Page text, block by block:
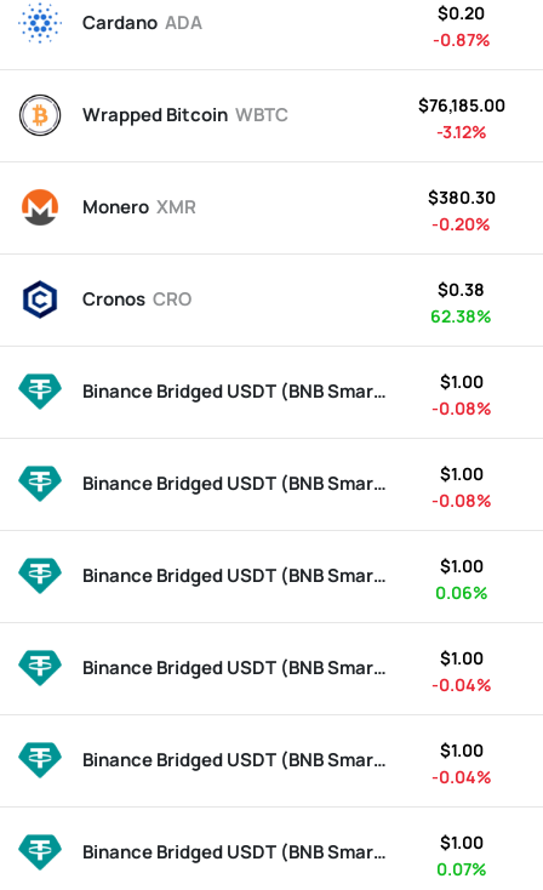
Cardano ADA
$0.20
-0.87%
Wrapped Bitcoin WBTC
$76,185.00
-3.12%
Monero XMR
$380.30
-0.20%
Cronos CRO
$0.38
62.38%
Binance Bridged USDT (BNB Smart Chain) BSC-USD
$1.00
-0.08%
Binance Bridged USDT (BNB Smart Chain) BSC-USD
$1.00
-0.08%
Binance Bridged USDT (BNB Smart Chain) BSC-USD
$1.00
0.06%
Binance Bridged USDT (BNB Smart Chain) BSC-USD
$1.00
-0.04%
Binance Bridged USDT (BNB Smart Chain) BSC-USD
$1.00
-0.04%
Binance Bridged USDT (BNB Smart Chain) BSC-USD
$1.00
0.07%